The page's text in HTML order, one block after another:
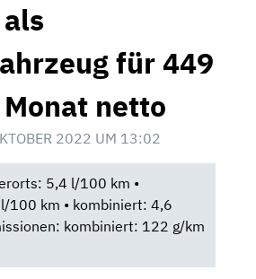
für 449
netto
2022 UM 13:02
5,4 l/100 km •
100 km • kombiniert: 4,6
kombiniert: 122 g/km